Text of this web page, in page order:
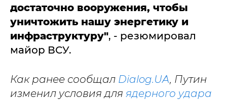
достаточно вооружения, чтобы
уничтожить нашу энергетику и
инфраструктуру", - резюмировал
майор ВСУ.
Как ранее сообщал Dialog.UA, Путин
изменил условия для ядерного удара